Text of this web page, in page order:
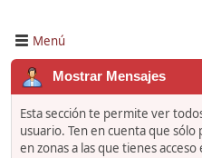
Menú
Mostrar Mensajes
Esta sección te permite ver
usuario. Ten en cuenta que
en zonas a las que tienes